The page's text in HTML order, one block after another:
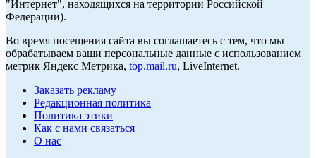
"Интернет", находящихся на территории Российской
Федерации).
Во время посещения сайта вы соглашаетесь с тем, что мы
обрабатываем ваши персональные данные с использованием
метрик Яндекс Метрика, top.mail.ru, LiveInternet.
Заказать рекламу
Редакционная политика
Политика этики
Как с нами связаться
О нас